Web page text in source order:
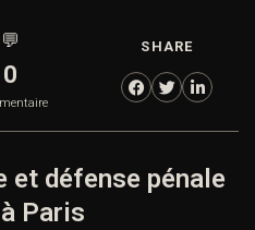
💬
0
SHARE
et défense pénale
Paris